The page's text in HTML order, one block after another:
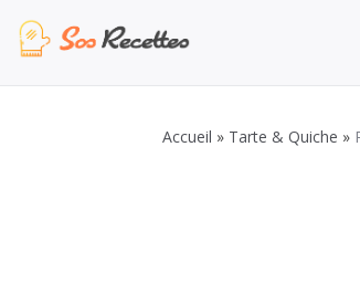
au
Accueil » Tarte & Quiche »